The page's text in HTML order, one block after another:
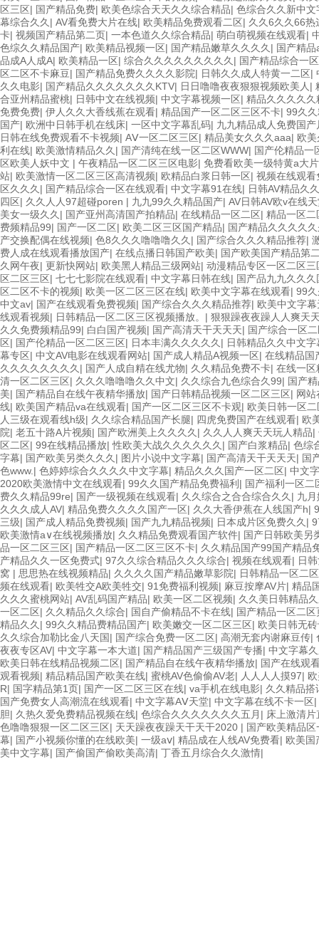
区三区| 国产精品免费| 欧美色综合天天久久综合精品| 色综合久久新中文
幕综合久久| AV看免费大片在线| 欧美精品免费观看二区| 久久6久久66热
卡| 视频国产精品第二页| 一本色道久久综合精品| 萌白萌视频在线观看|
色综久久精品国产| 欧美精品视频一区| 国产精品嫩草久久久久| 国产精
品成A人成A| 欧美精品一区| 综合久久久久久久久久久| 国产精品综合一
区二区不卡麻豆| 国产精品免费久久久久影院| 日韩久久成人特黄一二区|
久久电影| 国产精品久久久久久久久KTV| 日日噜噜夜夜狠狠视频欧美人|
合亚州精品蜜桃| 日韩中文在线视频| 中文字幕视频一区| 精品久久久久久
免费免费| 伊人久久大香线蕉在观看| 精品国产一区二区三区不卡| 99久
国产| 欧洲中日韩手机在线床| 一区中文字幕乱码| 九九精品成人免费国产
日韩在线免费观看不卡视频| AⅤ一区二区三区| 精品美女久久久aaa| 欧
利在线| 欧美激情精品久久| 国产清纯在线一区二区WWW| 国产伦精品
区欧美人妖中文 | 午夜精品一区二区三区电影| 免费看欧美一级特黄a大片
站| 欧美激情一区二区三区高清视频| 欧精品白浆日韩一区| 视频在线观看
区久久久| 国产精品综合一区在线观看| 中文字幕91在线| 日韩AV精品久
四区| 久久人人97超碰poren | 九九99久久精品国产| AV日韩AV欧v在线
美女一级久久| 国产亚州高清国产拍精品| 在线精品一区二区| 精品一区二
费频精品99| 国产一区二区| 欧美二区三区国产精品| 国产精品久久久久
产交换配偶在线视频| 色8久久久噜噜噜久久| 国产综合久久久精品推荐|
费人成在线观看播放国产| 在线点播日韩国产欧美| 国产欧美国产精品第
久网午夜| 更新快网站| 欧美黑人精品三级网站| 动漫精品专区一区二区三
区二区三区| 七七七影院在线观看| 中文字幕日韩在线| 国产品九九久久
区二区不卡的视频| 欧美一区二区三区在线| 欧美中文字幕在线观看| 99
中文av| 国产在线观看免费视频| 国产综合久久久精品推荐| 欧美中文字
线观看视频| 日韩精品一区二区三区视频播放。 | 狠狠躁夜夜躁人人爽天
久久免费频精品99| 白白国产视频| 国产高清天干天天天| 国产综合一区
区| 国产伦精品一区二区三区| 日本丰满久久久久久| 日韩精品久久中文字
幕专区| 中文AV电影在线观看网站| 国产成人精品A视频一区| 在线精品国
久久久久久久久久| 国产人成自精在线尤物| 久久精品免费不卡| 在线一区
清一区二区三区| 久久久噜噜噜久久中文| 久久综合九色综合久99| 国产
美| 国产精品自在线午夜精华播放| 国产日韩精品视频一区二区三区| 网
线| 欧美国产精品va在线观看| 国产一区二区三区不卡观| 欧美日韩一区二
人三级在观看线h级| 久久综合精品国产长腿| 四虎免费国产在线观看| 欧
院| 老五十路A片视频| 国产欧洲美上久久久久| 久久人人爽天天玩人精品|
区二区| 99在线精品播放|性欧美大战久久久久久久| 国产白浆精品| 色综
字幕| 国产欧美另类久久久| 图片小说中文字幕| 国产高清天干天天天| 国
色www.| 色婷婷综合久久久久中文字幕| 精品久久久国产一区二区| 中文
2020欧美激情中文在线观看| 99久久国产精品免费福利 | 国产福利一区二
费久久精品99re| 国产一级视频在线观看| 久久综合之合合综合久久| 九
久久久成人AV| 精品免费久久久久国产一区| 久久大香伊蕉在人线国产h|
三级| 国产成人精品免费视频| 国产九九精品视频| 日本成片区免费久久|
欧美激情a∨在线视频播放| 久久精品免费观看国产软件| 国产日韩欧美另
品一区二区三区| 国产精品一区二区三区不卡| 久久精品国产99国产精品
产精品久久一区免费式| 97久久综合精品久久久综合| 视频在线观看| 日
窝 | 思思热在线视频精品| 久久久久国产精品嫩草影院| 日韩精品一区二
频在线观看| 欧美牲交A欧美牲交| 91免费福利视频| 麻豆按摩AV片| 精品
久久久蜜桃网站| AV乱码国产精品| 欧美一区二区视频| 久久美日韩精品
一区二区| 久久精品久久综合| 国自产偷精品不卡在线| 国产精品一区二区
精品久久| 99久久精品费精品国产| 欧美嫩交一区二区三区| 欧美日韩无
久久综合加勒比金八天国| 国产综合免费一区二区| 高潮无套内谢麻豆传|
夜夜专区AV| 中文字幕一本大道| 国产精品国产三级国产专播| 中文字幕
欧美日韩在线精品视频二区| 国产精品自在线午夜精华播放| 国产在线观
观看视频| 精品精品国产欧美在线| 蜜桃AV色偷偷AV老| 人人人人摸97|
R| 国字精品第1页| 国产一区二区三区在线| va手机在线电影| 久久精品搭
国产免费女人高潮流在线观看| 中文字幕AⅤ天堂| 中文字幕在线不卡一区|
胆| 久热久爱免费精品视频在线| 色综合久久久久久久久五月 | 床上激清
色噜噜狠狠一区二区三区| 天天躁夜夜躁天干天干2020 | 国产欧美精品
幕| 国产小视频你懂的在线欧美| 一级aⅴ| 精品成在人线AV免费看| 欧美国
美中文字幕| 国产偷国产偷欧美高清| 丁香五月综合久久激情|